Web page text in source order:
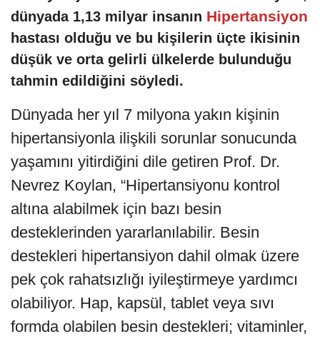
dünyada 1,13 milyar insanın Hipertansiyon
hastası olduğu ve bu kişilerin üçte ikisinin
düşük ve orta gelirli ülkelerde bulunduğu
tahmin edildiğini söyledi.
Dünyada her yıl 7 milyona yakın kişinin
hipertansiyonla ilişkili sorunlar sonucunda
yaşamını yitirdiğini dile getiren Prof. Dr.
Nevrez Koylan, “Hipertansiyonu kontrol
altına alabilmek için bazı besin
desteklerinden yararlanılabilir. Besin
destekleri hipertansiyon dahil olmak üzere
pek çok rahatsızlığı iyileştirmeye yardımcı
olabiliyor. Hap, kapsül, tablet veya sıvı
formda olabilen besin destekleri; vitaminler,